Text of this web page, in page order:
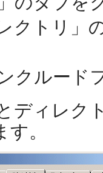
クトリ」
クルード
ディレク
。